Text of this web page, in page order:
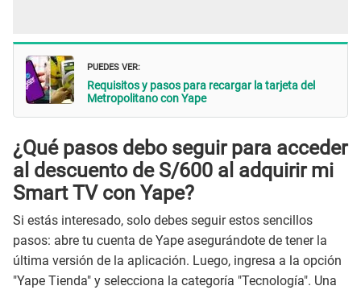
PUEDES VER:
Requisitos y pasos para recargar la tarjeta del
Metropolitano con Yape
¿Qué pasos debo seguir para acceder
al descuento de S/600 al adquirir mi
Smart TV con Yape?
Si estás interesado, solo debes seguir estos sencillos
pasos: abre tu cuenta de Yape asegurándote de tener la
última versión de la aplicación. Luego, ingresa a la opción
"Yape Tienda" y selecciona la categoría "Tecnología". Una